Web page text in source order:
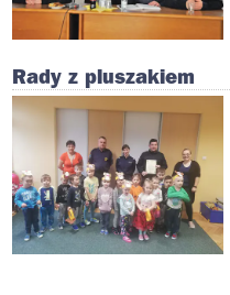
Rady z pluszakiem